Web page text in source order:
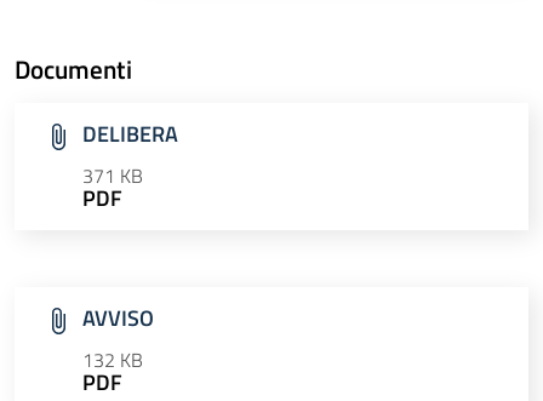
Documenti
DELIBERA
371 KB
PDF
AVVISO
132 KB
PDF